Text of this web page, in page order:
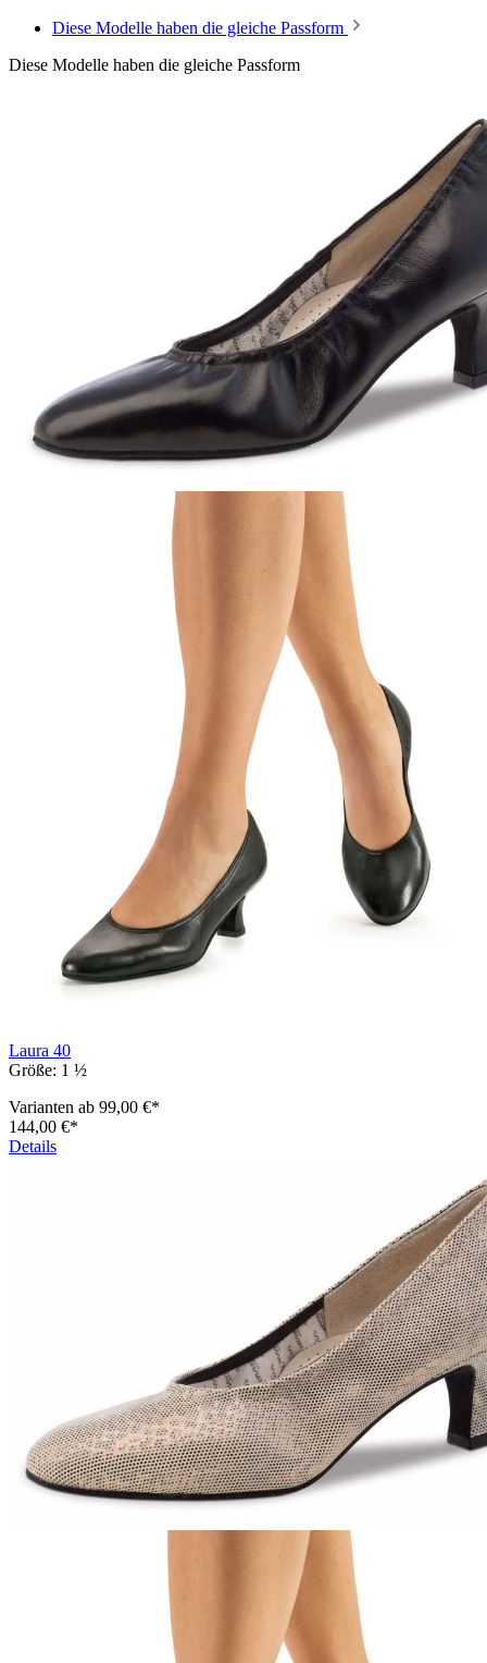
Diese Modelle haben die gleiche Passform
Diese Modelle haben die gleiche Passform
Laura 40
Größe: 1 ½
Varianten ab 99,00 €*
144,00 €*
Details